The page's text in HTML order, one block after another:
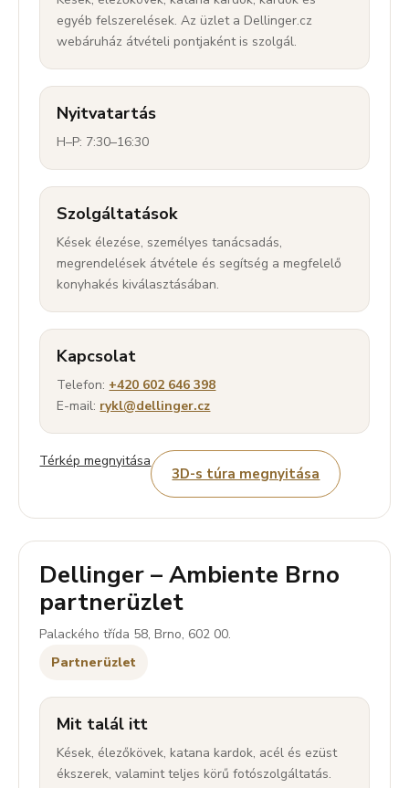
egyéb felszerelések. Az üzlet a Dellinger.cz
webáruház átvételi pontjaként is szolgál.
Nyitvatartás
H–P: 7:30–16:30
Szolgáltatások
Kések élezése, személyes tanácsadás,
megrendelések átvétele és segítség a megfelelő
konyhakés kiválasztásában.
Kapcsolat
Telefon: +420 602 646 398
E-mail: rykl@dellinger.cz
Térkép megnyitása
3D-s túra megnyitása
Dellinger – Ambiente Brno
partnerüzlet
Palackého třída 58, Brno, 602 00.
Partnerüzlet
Mit talál itt
Kések, élezőkövek, katana kardok, acél és ezüst
ékszerek, valamint teljes körű fotószolgáltatás.